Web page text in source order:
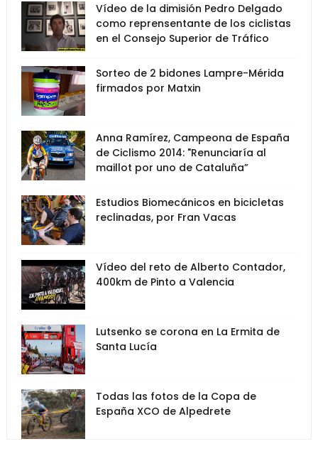
Vídeo de la dimisión Pedro Delgado
como reprensentante de los ciclistas
en el Consejo Superior de Tráfico
Sorteo de 2 bidones Lampre-Mérida
firmados por Matxin
Anna Ramírez, Campeona de España
de Ciclismo 2014: "Renunciaría al
maillot por uno de Cataluña”
Estudios Biomecánicos en bicicletas
reclinadas, por Fran Vacas
Vídeo del reto de Alberto Contador,
400km de Pinto a Valencia
Lutsenko se corona en La Ermita de
Santa Lucía
Todas las fotos de la Copa de
España XCO de Alpedrete